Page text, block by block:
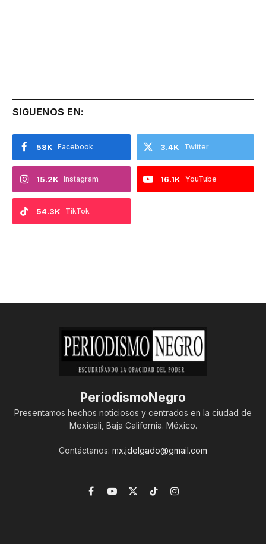
SIGUENOS EN:
Facebook
58K Twitter
3.4K
Instagram
15.2K YouTube
16.1K
TikTok
54.3K
PeriodismoNegro
Presentamos hechos noticiosos y centrados en la ciudad de
Mexicali, Baja California. México.
Contáctanos: mx.jdelgado@gmail.com
Facebook
YouTube
X
TikTokInstagram